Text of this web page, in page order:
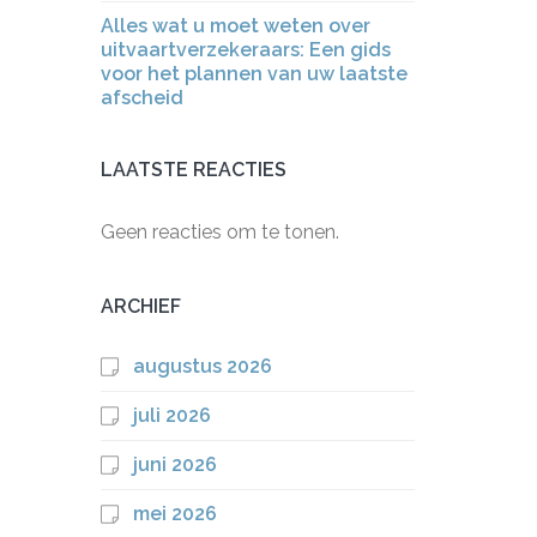
Alles wat u moet weten over
uitvaartverzekeraars: Een gids
voor het plannen van uw laatste
afscheid
LAATSTE REACTIES
Geen reacties om te tonen.
ARCHIEF
augustus 2026
juli 2026
juni 2026
mei 2026